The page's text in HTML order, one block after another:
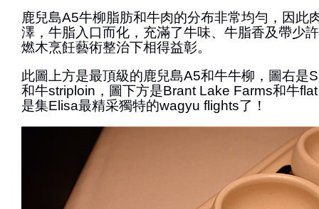
鹿兒島A5牛柳脂肪和牛肉的分布非常均勻，因此
澤，牛脂入口而化，充滿了牛味、牛脂香及帶少
燃木烹飪藝術整治下相得益彰。
此圖上方是最頂級的鹿兒島A5和牛牛柳，圖右是
和牛striploin，圖下方是Brant Lake Farms和牛
是集Elisa最精采獨特的wagyu flights了！